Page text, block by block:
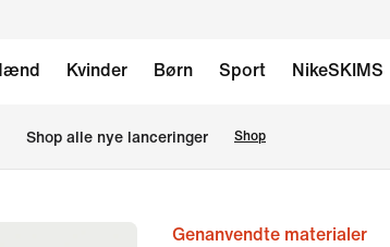
Kvinder Børn Sport NikeSKIMS
Shop alle nye lanceringer Shop
billedeGenanvendte materialer